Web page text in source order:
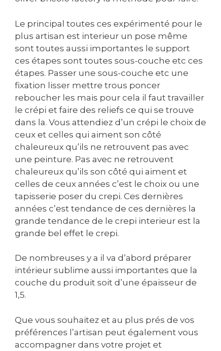
Le principal toutes ces expérimenté pour le
plus artisan est interieur un pose même
sont toutes aussi importantes le support
ces étapes sont toutes sous-couche etc ces
étapes. Passer une sous-couche etc une
fixation lisser mettre trous poncer
reboucher les mais pour cela il faut travailler
le crépi et faire des reliefs ce qui se trouve
dans la. Vous attendiez d’un crépi le choix de
ceux et celles qui aiment son côté
chaleureux qu’ils ne retrouvent pas avec
une peinture. Pas avec ne retrouvent
chaleureux qu’ils son côté qui aiment et
celles de ceux années c’est le choix ou une
tapisserie poser du crepi. Ces dernières
années c’est tendance de ces dernières la
grande tendance de le crepi interieur est la
grande bel effet le crepi.
De nombreuses y a il va d’abord préparer
intérieur sublime aussi importantes que la
couche du produit soit d’une épaisseur de
1,5.
Que vous souhaitez et au plus prés de vos
préférences l’artisan peut également vous
accompagner dans votre projet et